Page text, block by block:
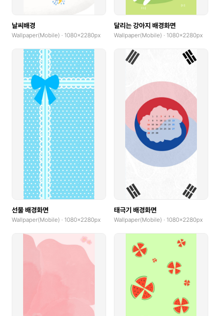
날씨배경
Wallpaper(Mobile) · 1080x2280px
달리는 강아지 배경화면
Wallpaper(Mobile) · 1080x2280px
선물 배경화면
Wallpaper(Mobile) · 1080x2280px
태극기 배경화면
Wallpaper(Mobile) · 1080x2280px